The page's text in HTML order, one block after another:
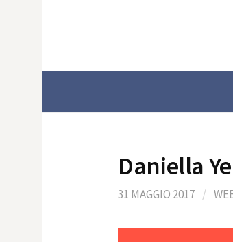
Daniella
31 MAGGIO 2017 /